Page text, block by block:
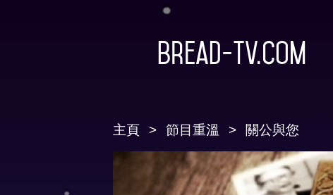
Bread-TV.com
主頁 節目重溫 關公與您